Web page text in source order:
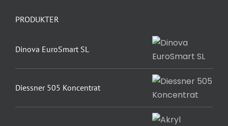
PRODUKTER
Dinova EuroSmart SL
Diessner 505 Koncentrat
Marketing
dele dine
og
adfærd,
besøger